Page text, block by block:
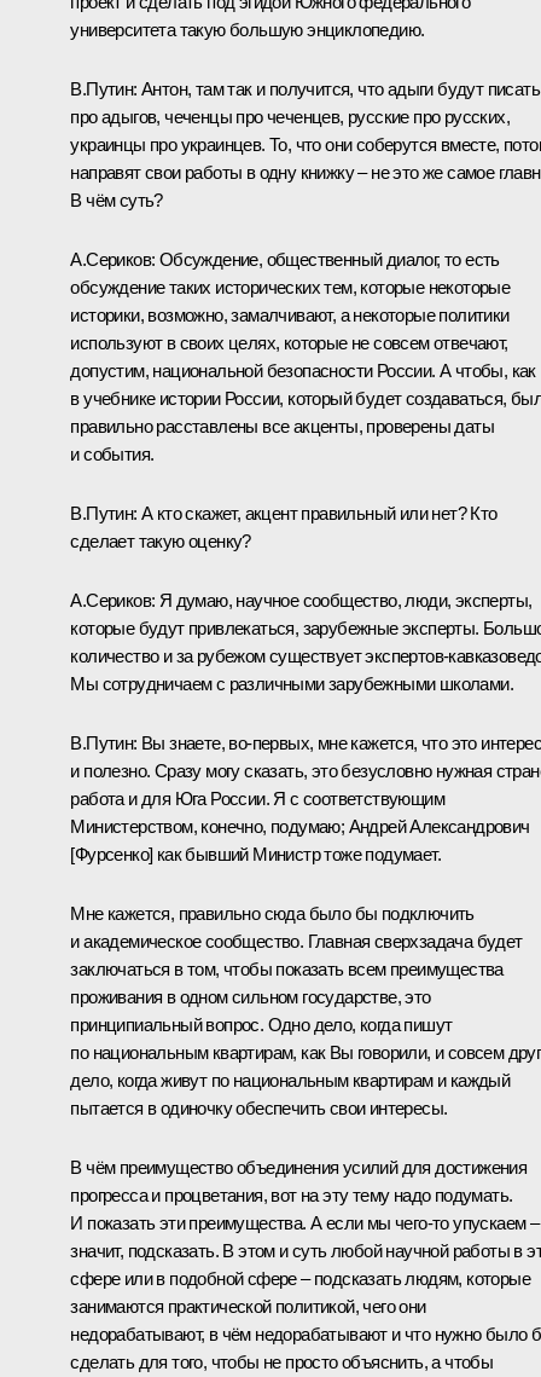
университета такую большую энциклопедию.
В.Путин: Антон, там так и получится, что адыги будут писать
про адыгов, чеченцы про чеченцев, русские про русских,
украинцы про украинцев. То, что они соберутся вместе,
направят свои работы в одну книжку – не это же самое
В чём суть?
А.Сериков: Обсуждение, общественный диалог, то есть
обсуждение таких исторических тем, которые некоторые
историки, возможно, замалчивают, а некоторые политики
используют в своих целях, которые не совсем отвечают,
допустим, национальной безопасности России. А чтобы, как
в учебнике истории России, который будет создаваться,
правильно расставлены все акценты, проверены даты
и события.
В.Путин: А кто скажет, акцент правильный или нет? Кто
сделает такую оценку?
А.Сериков: Я думаю, научное сообщество, люди, эксперты,
которые будут привлекаться, зарубежные эксперты.
количество и за рубежом существует экспертов-
Мы сотрудничаем с различными зарубежными школами.
В.Путин: Вы знаете, во‑первых, мне кажется, что это
и полезно. Сразу могу сказать, это безусловно нужная
работа и для Юга России. Я с соответствующим
Министерством, конечно, подумаю; Андрей Александрович
[Фурсенко] как бывший Министр тоже подумает.
Мне кажется, правильно сюда было бы подключить
и академическое сообщество. Главная сверхзадача будет
заключаться в том, чтобы показать всем преимущества
проживания в одном сильном государстве, это
принципиальный вопрос. Одно дело, когда пишут
по национальным квартирам, как Вы говорили, и совсем
дело, когда живут по национальным квартирам и каждый
пытается в одиночку обеспечить свои интересы.
В чём преимущество объединения усилий для достижения
прогресса и процветания, вот на эту тему надо подумать.
И показать эти преимущества. А если мы чего‑то упускаем –
значит, подсказать. В этом и суть любой научной работы в
сфере или в подобной сфере – подсказать людям, которые
занимаются практической политикой, чего они
недорабатывают, в чём недорабатывают и что нужно было
сделать для того, чтобы не просто объяснить, а чтобы